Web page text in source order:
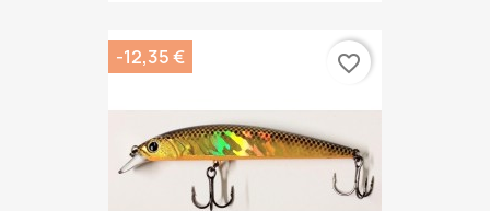
-12,35 € favorite_border